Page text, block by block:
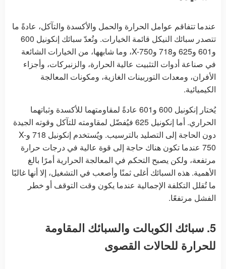
عندما تتفاقم عوامل الحرارة والحمل والأكسدة والتآكل، عادةً ما
تتصدر سبائك النيكل قائمة الخيارات. وتُعدّ سبائك إنكونيل 600
و601 و625 و718 وX-750، وما شابهها، من الخيارات الشائعة
في صناعة أدوات التثبيت عالية الحرارة، والزنبركات، وأجزاء
الأفران، ومعدات التوربينات الغازية، ومكونات المعالجة
الكيميائية.
يُختار إنكونيل 600 و601 عادةً لمقاومتهما للأكسدة وثباتهما
الحراري. أما إنكونيل 625 فيُفضّل لمقاومته للتآكل وقوته الجيدة
دون الحاجة إلى التصليد بالترسيب. ويُستخدم إنكونيل 718 وX-
750 عندما تكون هناك حاجة إلى قوة عالية في درجات حرارة
مرتفعة، ولكن يصبح التحكم في المعالجة الحرارية أمرًا بالغ
الأهمية. هذه السبائك أغلى ثمنًا وأصعب في التشغيل، إلا أنها غالبًا
ما تُقلل التكلفة الإجمالية عندما يكون وقت التوقف أو خطر
الفشل مرتفعًا.
5. سبائك الكوبالت والسبائك المقاومة
للحرارة للحالات القصوى